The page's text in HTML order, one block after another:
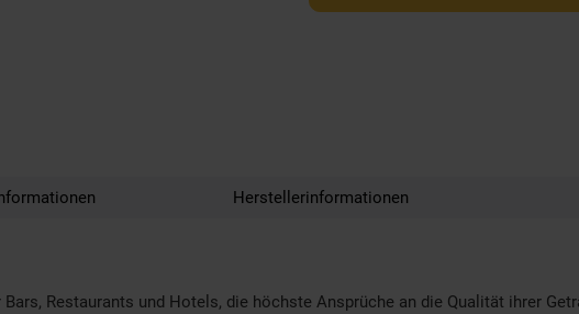
Herstellerinformationen
Restaurants und Hotels, die höchste Ansprüche an die Qualität ihrer